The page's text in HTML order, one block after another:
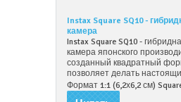
Instax Square SQ10 -
камера
Instax Square SQ10 -
камера японского
созданный квадратный
позволяет делать
Формат 1:1 (6,2х6,2 см)